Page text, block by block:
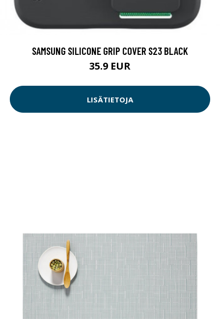
SAMSUNG SILICONE GRIP COVER S23 BLACK
35.9 EUR
LISÄTIETOJA